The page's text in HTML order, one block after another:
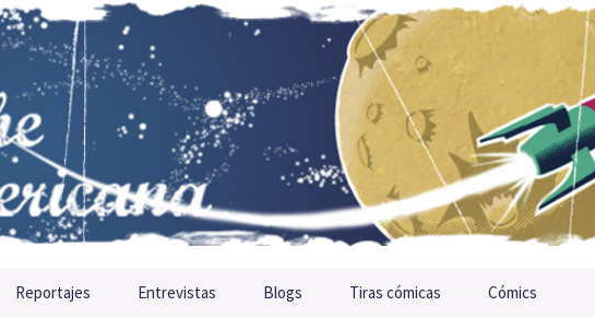
Reportajes Entrevistas Blogs Tiras cómicas Cómics